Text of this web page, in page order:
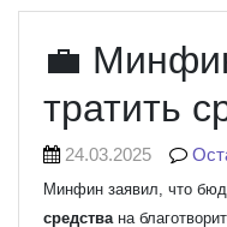
💼
тратить
24.03.2025
Минфин заявил, что
средства на